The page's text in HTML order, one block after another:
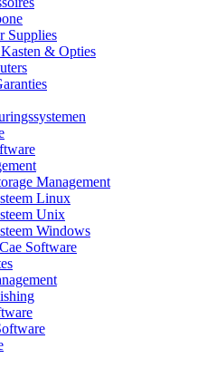
Supplies
& Opties
Management
Linux
Unix
Windows
Software